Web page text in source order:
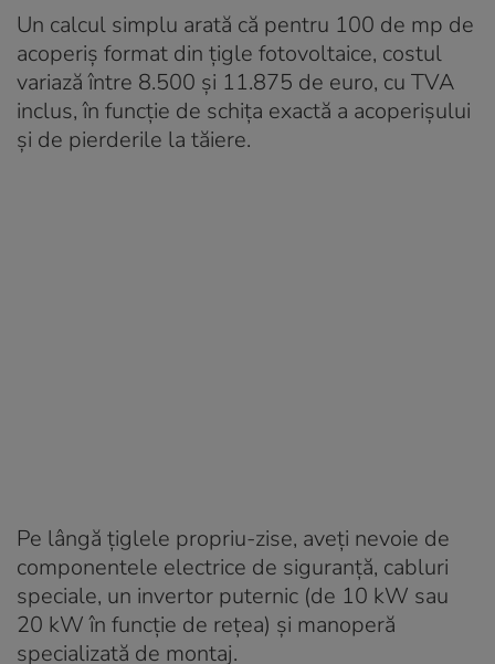
Un calcul simplu arată că pentru 100 de mp de
acoperiș format din țigle fotovoltaice, costul
variază între 8.500 și 11.875 de euro, cu TVA
inclus, în funcție de schița exactă a acoperișului
și de pierderile la tăiere.
Pe lângă țiglele propriu-zise, aveți nevoie de
componentele electrice de siguranță, cabluri
speciale, un invertor puternic (de 10 kW sau
20 kW în funcție de rețea) și manoperă
specializată de montaj.